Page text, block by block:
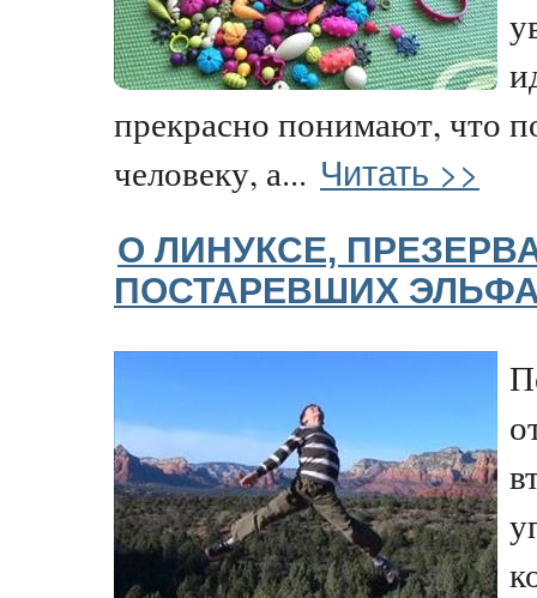
прекрасно понимают, что
человеку, а... Читать >>
О ЛИНУКСЕ,
ПОСТАРЕВШИХ